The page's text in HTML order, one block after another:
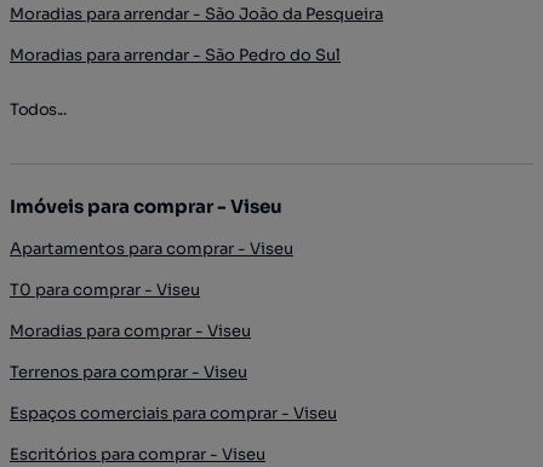
Moradias para arrendar - São João da Pesqueira
Moradias para arrendar - São Pedro do Sul
Todos...
Imóveis para comprar - Viseu
Apartamentos para comprar - Viseu
T0 para comprar - Viseu
Moradias para comprar - Viseu
Terrenos para comprar - Viseu
Espaços comerciais para comprar - Viseu
Escritórios para comprar - Viseu